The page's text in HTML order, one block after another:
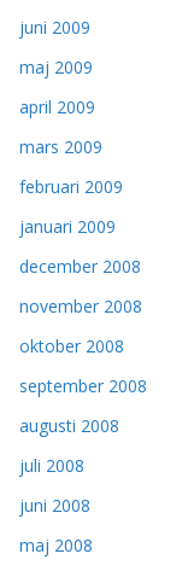
juni 2009
maj 2009
april 2009
mars 2009
februari 2009
januari 2009
december 2008
november 2008
oktober 2008
september 2008
augusti 2008
juli 2008
juni 2008
maj 2008